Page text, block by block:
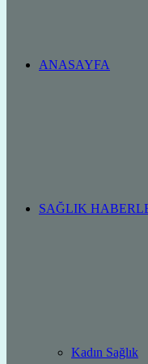
ANASAYFA
SAĞLIK
Kadın Sağlık